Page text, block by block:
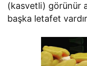
(kasvetli) görünür
başka letafet